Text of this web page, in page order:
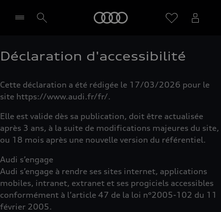
Sélectionner un Partenaire
Déclaration d'accessibilité
Cette déclaration a été rédigée le 17/03/2026 pour le
site https://www.audi.fr/fr/.
Elle est valide dès sa publication, doit être actualisée
après 3 ans, à la suite de modifications majeures du site,
ou 18 mois après une nouvelle version du référentiel.
Audi s’engage
Audi s’engage à rendre ses sites internet, applications
mobiles, intranet, extranet et ses progiciels accessibles
conformément à l’article 47 de la loi n°2005-102 du 11
février 2005.